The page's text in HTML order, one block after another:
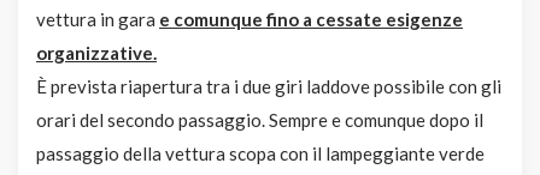
vettura in gara e comunque fino a cessate esigenze
organizzative.
È prevista riapertura tra i due giri laddove possibile con gli
orari del secondo passaggio. Sempre e comunque dopo il
passaggio della vettura scopa con il lampeggiante verde